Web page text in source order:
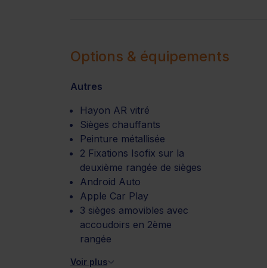
Options & équipements
Autres
Hayon AR vitré
Sièges chauffants
Peinture métallisée
2 Fixations Isofix sur la
deuxième rangée de sièges
Android Auto
Apple Car Play
3 sièges amovibles avec
accoudoirs en 2ème
rangée
Voir plus